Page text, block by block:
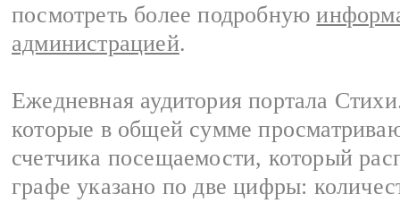
посмотреть более подробную
администрацией.
Ежедневная аудитория портала
которые в общей сумме
счетчика посещаемости, который
графе указано по две цифры: